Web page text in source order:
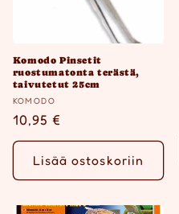
Komodo Pinsetit
ruostumatonta terästä,
taivutetut 25cm
Myyjä:
KOMODO
Normaalihinta
10,95 €
Lisää ostoskoriin